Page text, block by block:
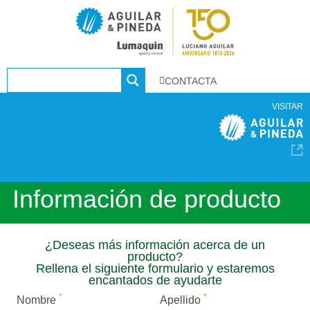
CONTACTA
VISITAR
Información de producto
¿Deseas más información acerca de un
producto?
Rellena el siguiente formulario y estaremos
encantados de ayudarte
Nombre * Apellido *